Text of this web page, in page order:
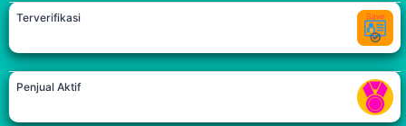
Terverifikasi
Penjual Aktif